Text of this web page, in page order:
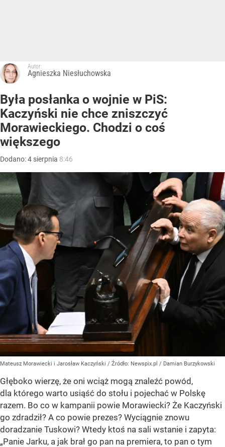
Autor:
Agnieszka Niesłuchowska
Była posłanka o wojnie w PiS:
Kaczyński nie chce zniszczyć
Morawieckiego. Chodzi o coś
większego
Dodano:4 sierpnia 8:46
Mateusz Morawiecki i Jarosław Kaczyński / Źródło: Newspix.pl / Damian Burzykowski
Głęboko wierzę, że oni wciąż mogą znaleźć powód,
dla którego warto usiąść do stołu i pojechać w Polskę
razem. Bo co w kampanii powie Morawiecki? Że Kaczyński
go zdradził? A co powie prezes? Wyciągnie znowu
doradzanie Tuskowi? Wtedy ktoś na sali wstanie i zapyta:
„Panie Jarku, a jak brał go pan na premiera, to pan o tym